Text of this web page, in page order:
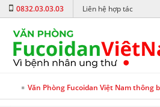
0832.03.03.03 Liên hệ hợp tác
Văn Phòng Fucoidan Việt Nam